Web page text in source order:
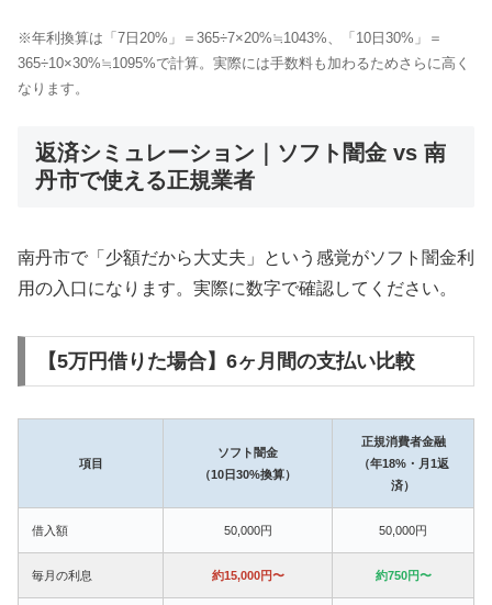
※年利換算は「7日20%」＝365÷7×20%≒1043%、「10日30%」＝
365÷10×30%≒1095%で計算。実際には手数料も加わるためさらに高く
なります。
返済シミュレーション｜ソフト闇金 vs 南
丹市で使える正規業者
南丹市で「少額だから大丈夫」という感覚がソフト闇金利
用の入口になります。実際に数字で確認してください。
【5万円借りた場合】6ヶ月間の支払い比較
項目
ソフト闇金
（10日30%換算）
正規消費者金融
（年18%・月1返
済）
借入額 50,000円 50,000円
毎月の利息 約15,000円〜 約750円〜